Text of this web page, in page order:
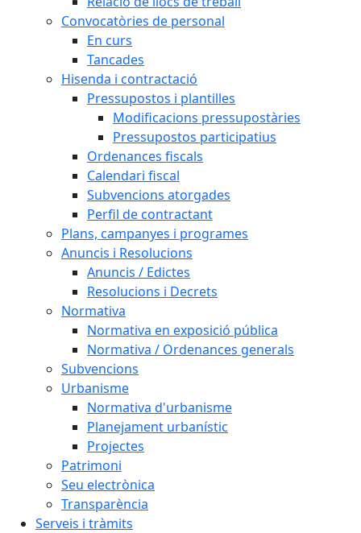
Convocatòries de personal
En curs
Tancades
Hisenda i contractació
Pressupostos i plantilles
Modificacions pressupostàries
Pressupostos participatius
Ordenances fiscals
Calendari fiscal
Subvencions atorgades
Perfil de contractant
Plans, campanyes i programes
Anuncis i Resolucions
Anuncis / Edictes
Resolucions i Decrets
Normativa
Normativa en exposició pública
Normativa / Ordenances generals
Subvencions
Urbanisme
Normativa d'urbanisme
Planejament urbanístic
Projectes
Patrimoni
Seu electrònica
Transparència
Serveis i tràmits